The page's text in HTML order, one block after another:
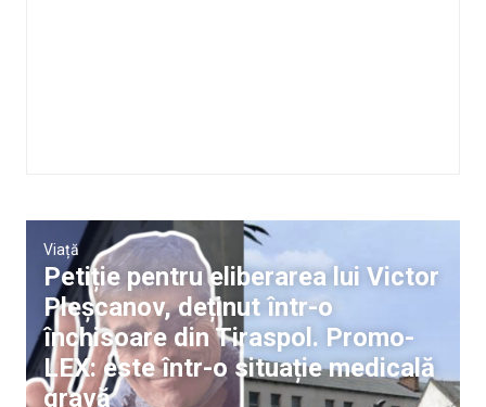
Viață
Petiție pentru eliberarea lui Victor
Pleșcanov, deținut într-o
închisoare din Tiraspol. Promo-
LEX: este într-o situație medicală
gravă